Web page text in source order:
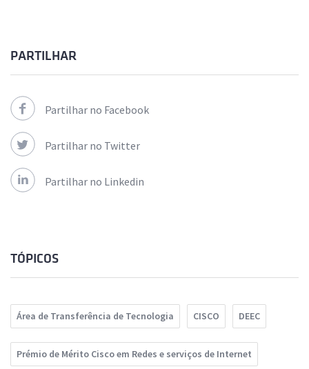
PARTILHAR
Partilhar no Facebook
Partilhar no Twitter
Partilhar no Linkedin
TÓPICOS
Área de Transferência de Tecnologia CISCO DEEC
Prémio de Mérito Cisco em Redes e serviços de Internet